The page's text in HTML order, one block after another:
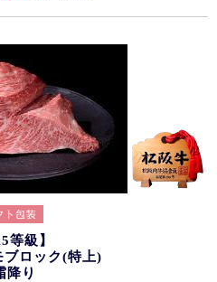
等級】
ブロック(特上)
降り